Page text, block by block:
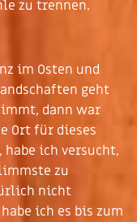
zu trennen.
im Osten und
geht
dann war
Ort für dieses
ich versucht,
zu
nicht
ich es bis zum